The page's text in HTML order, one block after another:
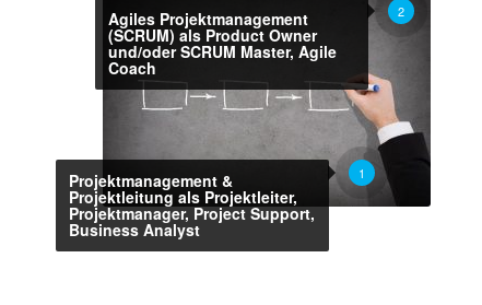
1
Projektmanagement &
Projektleitung als Projektleiter,
Projektmanager, Project Support,
Business Analyst
2
Agiles Projektmanagement
(SCRUM) als Product Owner
und/oder SCRUM Master, Agile
Coach